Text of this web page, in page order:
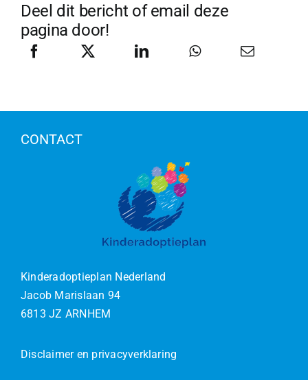
Deel dit bericht of email deze
pagina door!
CONTACT
Kinderadoptieplan Nederland
Jacob Marislaan 94
6813 JZ ARNHEM
Disclaimer en privacyverklaring